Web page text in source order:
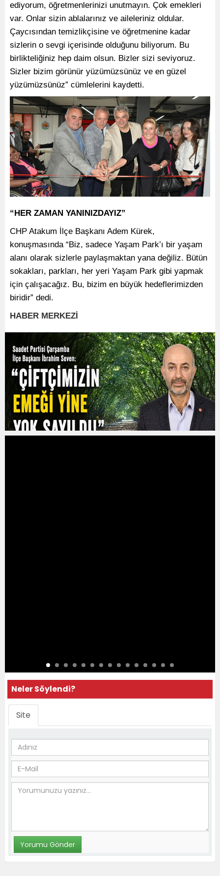
ediyorum, öğretmenlerinizi unutmayın. Çok emekleri
var. Onlar sizin ablalarınız ve aileleriniz oldular.
Çaycısından temizlikçisine ve öğretmenine kadar
sizlerin o sevgi içerisinde olduğunu biliyorum. Bu
birlikteliğiniz hep daim olsun. Bizler sizi seviyoruz.
Sizler bizim görünür yüzümüzsünüz ve en güzel
yüzümüzsünüz” cümlelerini kaydetti.
“HER ZAMAN YANINIZDAYIZ”
CHP Atakum İlçe Başkanı Adem Kürek,
konuşmasında “Biz, sadece Yaşam Park’ı bir yaşam
alanı olarak sizlerle paylaşmaktan yana değiliz. Bütün
sokakları, parkları, her yeri Yaşam Park gibi yapmak
için çalışacağız. Bu, bizim en büyük hedeflerimizden
biridir” dedi.
HABER MERKEZİ
Neler Söylendi?
Site